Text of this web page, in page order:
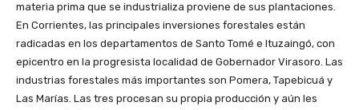
materia prima que se industrializa proviene de sus plantaciones.
En Corrientes, las principales inversiones forestales están
radicadas en los departamentos de Santo Tomé e Ituzaingó, con
epicentro en la progresista localidad de Gobernador Virasoro. Las
industrias forestales más importantes son Pomera, Tapebicuá y
Las Marías. Las tres procesan su propia producción y aún les